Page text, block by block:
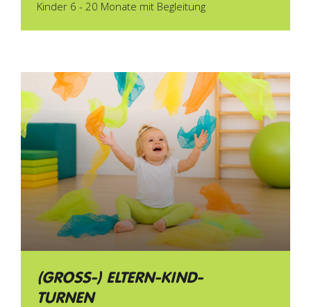
Kinder 6 - 20 Monate mit Begleitung
(GROSS-) ELTERN-KIND-
TURNEN